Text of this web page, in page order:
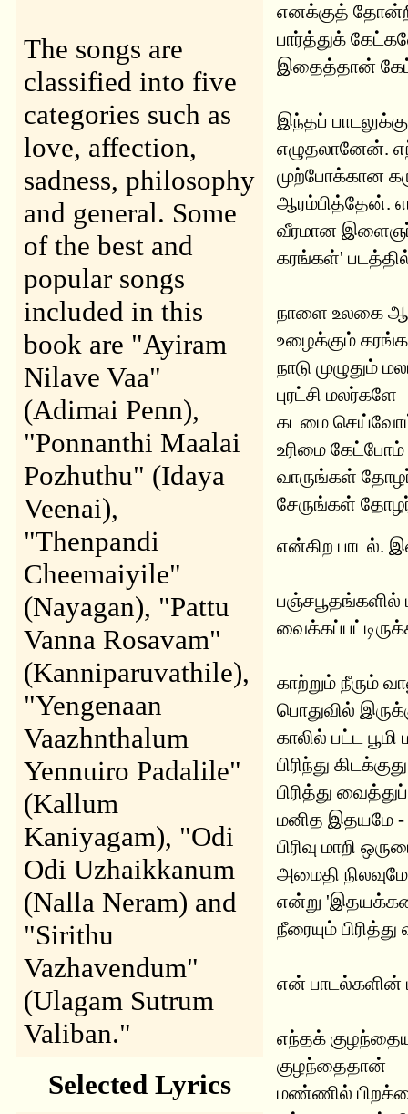
The songs are
classified into five
categories such as
love, affection,
sadness, philosophy
and general. Some
of the best and
popular songs
included in this
book are "Ayiram
Nilave Vaa"
(Adimai Penn),
"Ponnanthi Maalai
Pozhuthu" (Idaya
Veenai),
"Thenpandi
Cheemaiyile"
(Nayagan), "Pattu
Vanna Rosavam"
(Kanniparuvathile),
"Yengenaan
Vaazhnthalum
Yennuiro Padalile"
(Kallum
Kaniyagam), "Odi
Odi Uzhaikkanum
(Nalla Neram) and
"Sirithu
Vazhavendum"
(Ulagam Sutrum
Valiban."
Selected Lyrics
எனக்குத்
பார்த்துக்
இதைத்தான்
இந்தப்
எழுதலானேன்.
முற்போக்கான
ஆரம்பித்தேன்.
வீரமான
கரங்கள்'
நாளை உலகை
உழைக்கும்
நாடு முழுதும்
புரட்சி மலர்களே
கடமை
உரிமை
வாருங்கள்
சேருங்கள்
என்கிற பாடல்.
பஞ்சபூதங்களில்
காற்றும் நீரும்
பொதுவில்
காலில் பட்ட பூமி
பிரிந்து
பிரித்து
மனித இதயமே -
பிரிவு மாறி
அமைதி
என்று
நீரையும்
என் பாடல்களின்
எந்தக்
குழந்தைதான்
மண்ணில்